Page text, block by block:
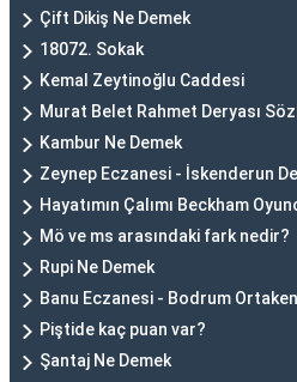
Çift Dikiş Ne Demek
18072. Sokak
Kemal Zeytinoğlu Caddesi
Murat Belet Rahmet Deryası
Kambur Ne Demek
Zeynep Eczanesi - İskenderun
Hayatımın Çalımı Beckham
Mö ve ms arasındaki fark nedir?
Rupi Ne Demek
Banu Eczanesi - Bodrum
Piştide kaç puan var?
Şantaj Ne Demek